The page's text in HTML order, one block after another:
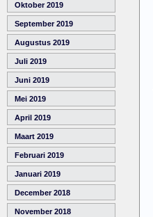
Oktober 2019
September 2019
Augustus 2019
Juli 2019
Juni 2019
Mei 2019
April 2019
Maart 2019
Februari 2019
Januari 2019
December 2018
November 2018